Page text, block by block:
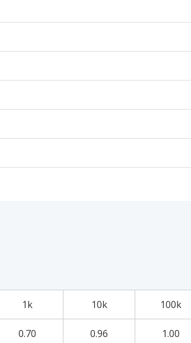
1k 10k 100k
0.70 0.96 1.00